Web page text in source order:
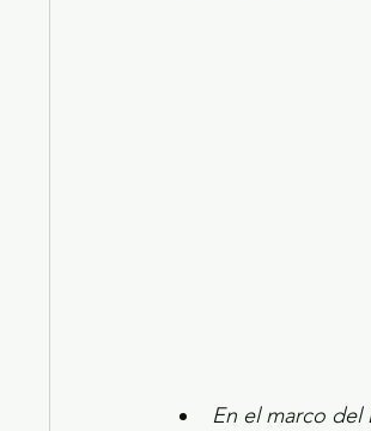
En el marco del